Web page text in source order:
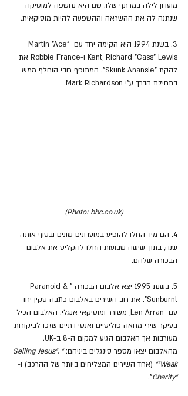
מועדון לילה במרתף שלו. שם היא נחשפה למוסיקה
שנתנה לה את ההשראה וההשפעה להיות מוסיקאית.
3. בשנת 1994 היא הקימה יחד עם Martin "Ace"
Kent, Richard "Cass" Lewis ו-Robbie France את
להקת "Skunk Anansie". המתופף רובי הוחלף ממש
בתחילת הדרך ע"י Mark Richardson.
(Photo: bbc.co.uk)
4. הם מיד החלו להופיע במועדונים שונים ובסוף אותה
שנה, בתוך שישה שבועות החלו להקליט את אלבום
הבכורה שלהם.
5. בשנת 1995 יצא אלבום הבכורה "Paranoid &
Sunburnt". את רוב השירים באלבום כתבה סקין יחד
עם  Len Arran, משורר ומוסיקאי אנגלי. האלבום הכיל
בעיקר שירי מחאה פוליטיים ואנטי דתיים שזכו לביקורות
מעורבות אך האלבום הגיע למקום ה-8 ב-UK.
מהאלבום יצאו מספר סינגלים ביניהם: "Selling Jesus",
"Weak" (אחד השירים המצליחים ביותר של ההרכב) ו-
"Charity
".